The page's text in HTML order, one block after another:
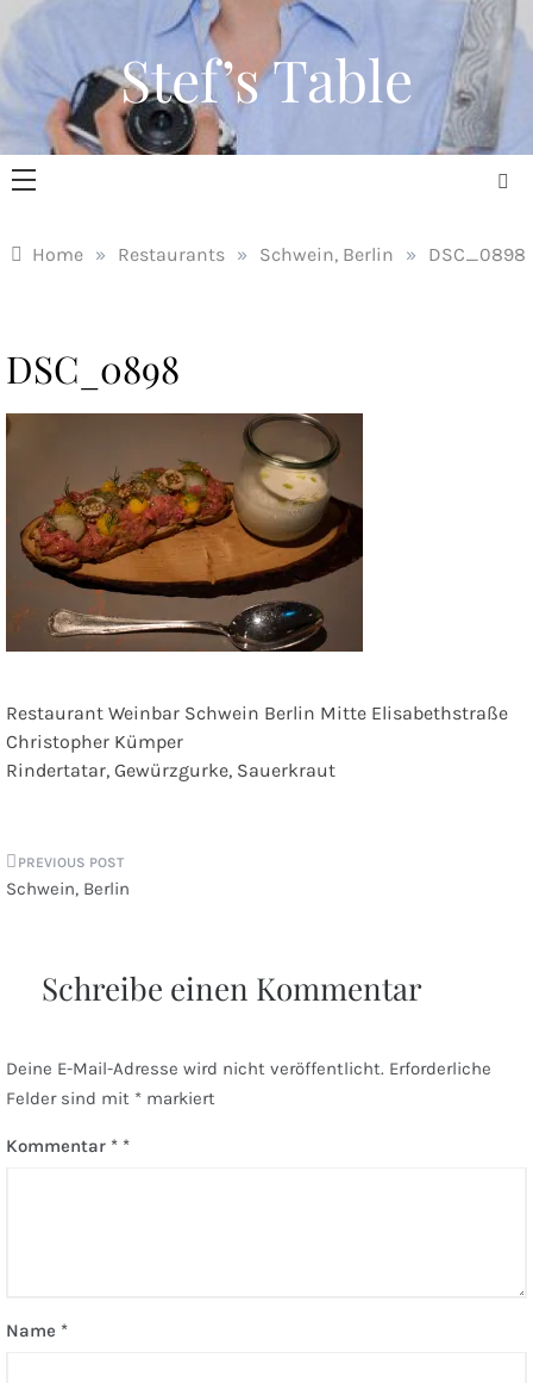
Skip
content
Stef’s Table
Home » Restaurants » Schwein, Berlin » DSC_0898
DSC_0898
Restaurant Weinbar Schwein Berlin Mitte Elisabethstraße
Christopher Kümper
Rindertatar, Gewürzgurke, Sauerkraut
Beitragsnavigation
Schwein, Berlin
Schreibe einen Kommentar
Deine E-Mail-Adresse wird nicht veröffentlicht. Erforderliche
Felder sind mit * markiert
Kommentar *
Name *